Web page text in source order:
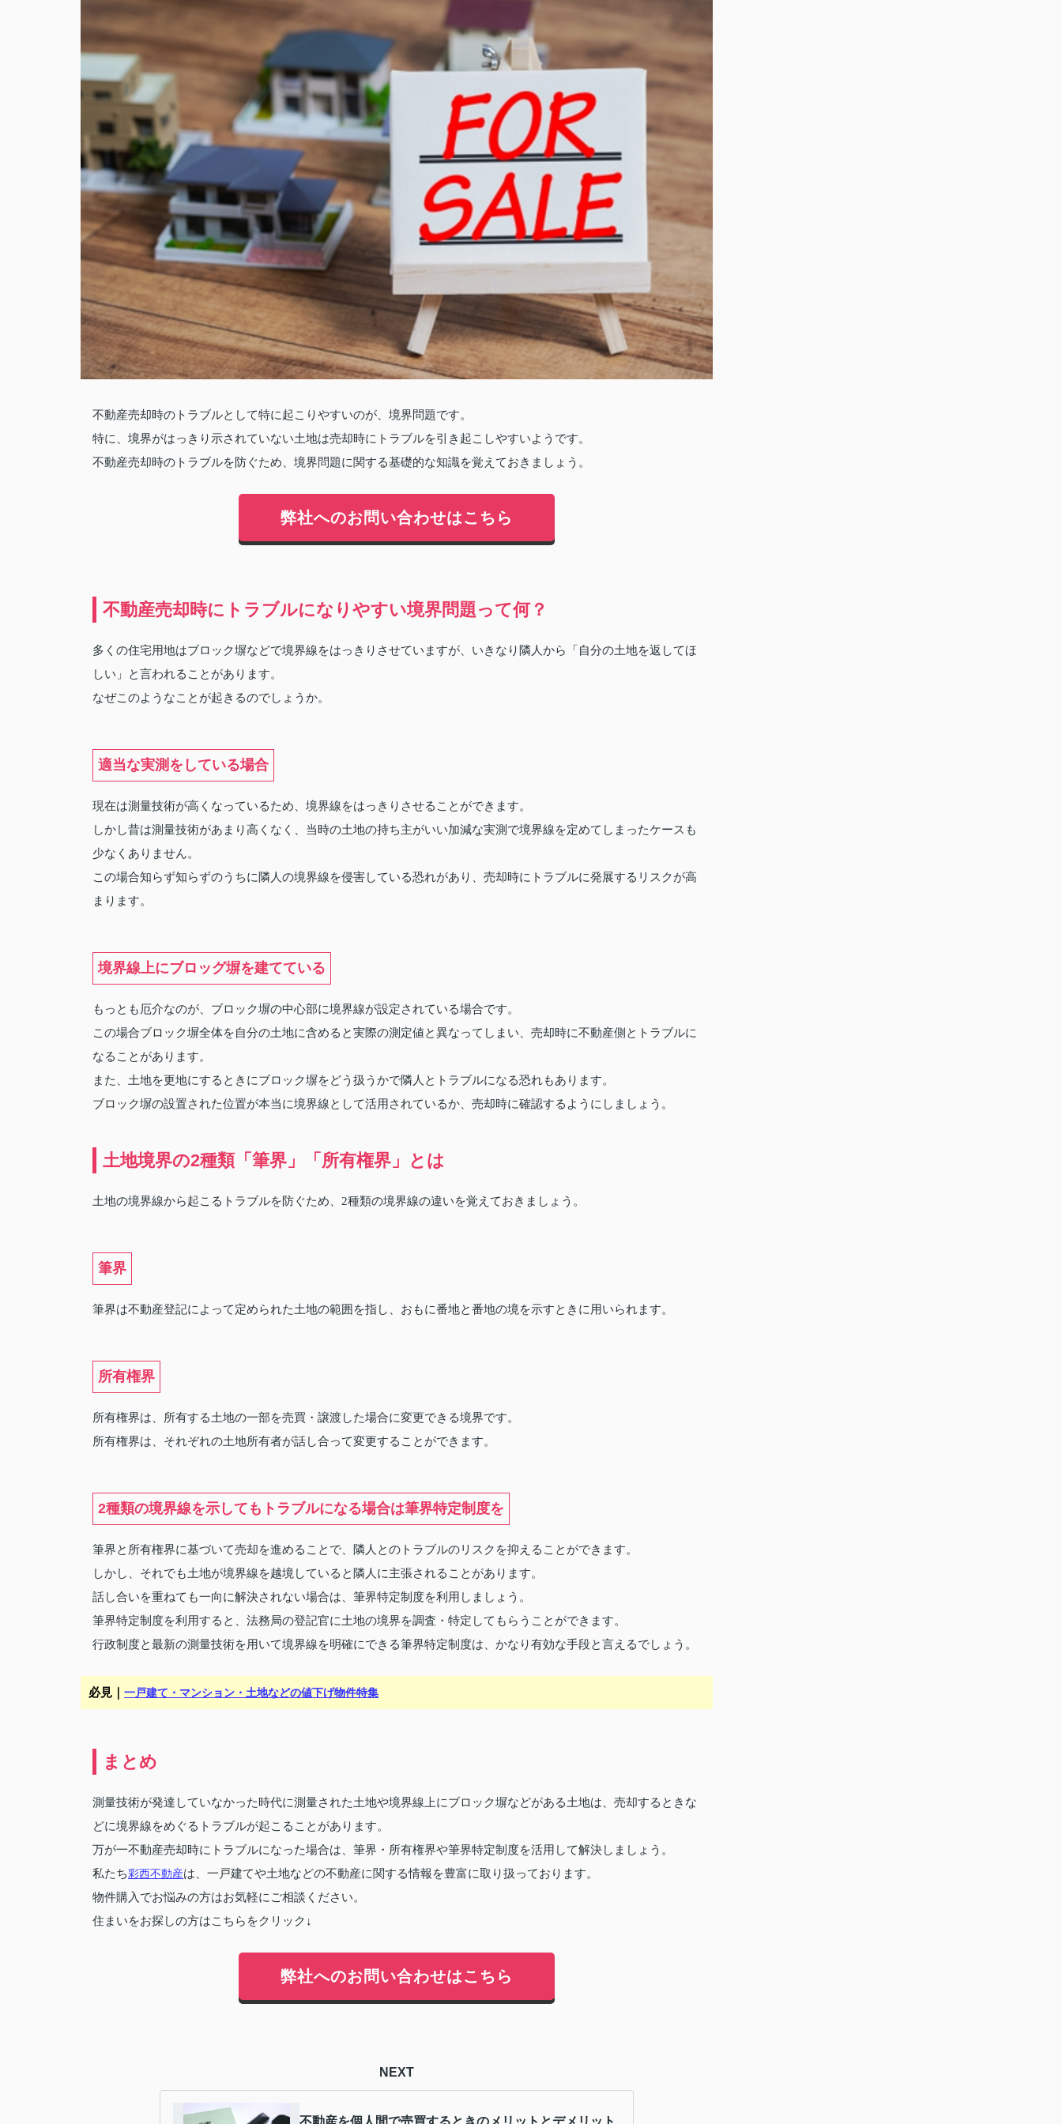
不動産売却時のトラブルとして特に起こりやすいのが、境界問題です。
特に、境界がはっきり示されていない土地は売却時にトラブルを引き起こしやすいようです。
不動産売却時のトラブルを防ぐため、境界問題に関する基礎的な知識を覚えておきましょう。
弊社へのお問い合わせはこちら
不動産売却時にトラブルになりやすい境界問題って何？
多くの住宅用地はブロック塀などで境界線をはっきりさせていますが、いきなり隣人から「自分の土地を返してほ
しい」と言われることがあります。
なぜこのようなことが起きるのでしょうか。
適当な実測をしている場合
現在は測量技術が高くなっているため、境界線をはっきりさせることができます。
しかし昔は測量技術があまり高くなく、当時の土地の持ち主がいい加減な実測で境界線を定めてしまったケースも
少なくありません。
この場合知らず知らずのうちに隣人の境界線を侵害している恐れがあり、売却時にトラブルに発展するリスクが高
まります。
境界線上にブロッグ塀を建てている
もっとも厄介なのが、ブロック塀の中心部に境界線が設定されている場合です。
この場合ブロック塀全体を自分の土地に含めると実際の測定値と異なってしまい、売却時に不動産側とトラブルに
なることがあります。
また、土地を更地にするときにブロック塀をどう扱うかで隣人とトラブルになる恐れもあります。
ブロック塀の設置された位置が本当に境界線として活用されているか、売却時に確認するようにしましょう。
土地境界の2種類「筆界」「所有権界」とは
土地の境界線から起こるトラブルを防ぐため、2種類の境界線の違いを覚えておきましょう。
筆界
筆界は不動産登記によって定められた土地の範囲を指し、おもに番地と番地の境を示すときに用いられます。
所有権界
所有権界は、所有する土地の一部を売買・譲渡した場合に変更できる境界です。
所有権界は、それぞれの土地所有者が話し合って変更することができます。
2種類の境界線を示してもトラブルになる場合は筆界特定制度を
筆界と所有権界に基づいて売却を進めることで、隣人とのトラブルのリスクを抑えることができます。
しかし、それでも土地が境界線を越境していると隣人に主張されることがあります。
話し合いを重ねても一向に解決されない場合は、筆界特定制度を利用しましょう。
筆界特定制度を利用すると、法務局の登記官に土地の境界を調査・特定してもらうことができます。
行政制度と最新の測量技術を用いて境界線を明確にできる筆界特定制度は、かなり有効な手段と言えるでしょう。
必見｜ 一戸建て・マンション・土地などの値下げ物件特集
まとめ
測量技術が発達していなかった時代に測量された土地や境界線上にブロック塀などがある土地は、売却するときな
どに境界線をめぐるトラブルが起こることがあります。
万が一不動産売却時にトラブルになった場合は、筆界・所有権界や筆界特定制度を活用して解決しましょう。
私たち彩西不動産は、一戸建てや土地などの不動産に関する情報を豊富に取り扱っております。
物件購入でお悩みの方はお気軽にご相談ください。
住まいをお探しの方はこちらをクリック↓
弊社へのお問い合わせはこちら
NEXT
不動産を個人間で売買するときのメリットとデメリット